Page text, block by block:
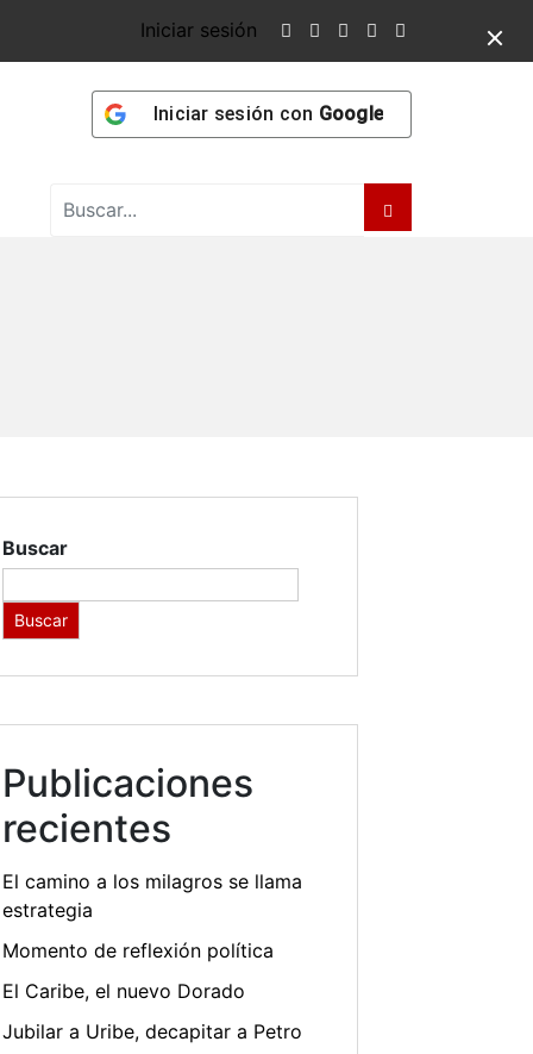
Iniciar sesión
Iniciar sesión con Google
Buscar
Buscar
Publicaciones
recientes
El camino a los milagros se llama
estrategia
Momento de reflexión política
El Caribe, el nuevo Dorado
Jubilar a Uribe, decapitar a Petro